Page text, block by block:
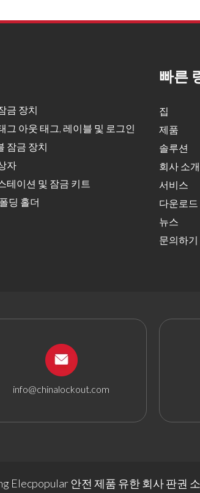
금 장치
그 아웃 태그, 레이블 및 로그인
잠금 장치
자
테이션 및 잠금 키트
딩 홀더
빠른
집
제품
솔루션
회사 소개
서비스
다운로드
뉴스
문의하기
info@chinalockout.com
Elecpopular 안전 제품 유한 회사 판권